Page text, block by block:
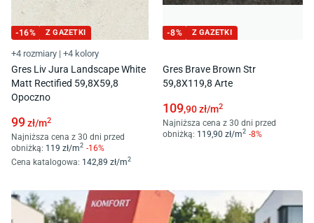
-16% Z GAZETKI
+4 rozmiary | +4 kolory
Gres Liv Jura Landscape White
Matt Rectified 59,8X59,8
Opoczno
99zł/m2
Najniższa cena z 30 dni przed
obniżką: 119 zł/m2 -16%
Cena katalogowa: 142 ,89 zł/m2
-8% Z GAZETKI
Gres Brave Brown Str
59,8X119,8 Arte
109,90zł/m2
Najniższa cena z 30 dni przed
obniżką: 119 ,90 zł/m2 -8%